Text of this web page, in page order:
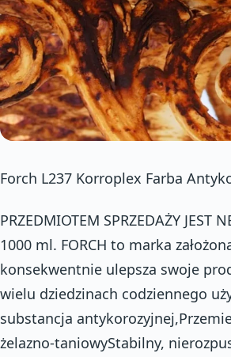
Forch L237 Korroplex Farba
PRZEDMIOTEM SPRZEDAŻY JEST
1000 ml. FORCH to marka
konsekwentnie ulepsza swoje
wielu dziedzinach codziennego
substancja
żelazno-taniowyStabilny,